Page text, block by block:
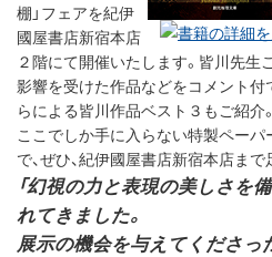
棚」フェアを紀伊
國屋書店新宿本店
２階にて開催いたします。皆川先生
影響を受けた作品などをコメント付
らによる皆川作品ベスト３もご紹介。
ここでしか手に入らない特製ペー
で、ぜひ、紀伊國屋書店新宿本店ま
「幻視の力と表現の美しさを
れてきました。
展示の機会を与えてくださっ